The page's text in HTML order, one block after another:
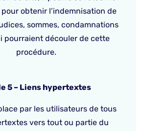
obtenir l’indemnisation de
sommes, condamnations
pourraient découler de cette
procédure.
5 – Liens hypertextes
par les utilisateurs de tous
vers tout ou partie du